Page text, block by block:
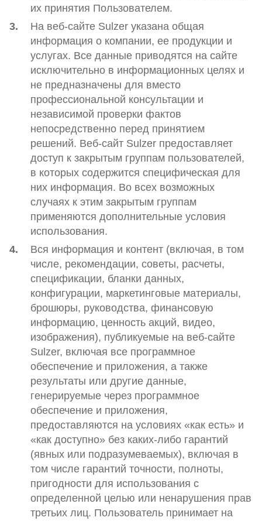
их принятия Пользователем.
На веб-сайте Sulzer указана общая
информация о компании, ее продукции и
услугах. Все данные приводятся на сайте
исключительно в информационных целях и
не предназначены для вместо
профессиональной консультации и
независимой проверки фактов
непосредственно перед принятием
решений. Веб-сайт Sulzer предоставляет
доступ к закрытым группам пользователей,
в которых содержится специфическая для
них информация. Во всех возможных
случаях к этим закрытым группам
применяются дополнительные условия
использования.
Вся информация и контент (включая, в том
числе, рекомендации, советы, расчеты,
спецификации, бланки данных,
конфигурации, маркетинговые материалы,
брошюры, руководства, финансовую
информацию, ценность акций, видео,
изображения), публикуемые на веб-сайте
Sulzer, включая все программное
обеспечение и приложения, а также
результаты или другие данные,
генерируемые через программное
обеспечение и приложения,
предоставляются на условиях «как есть» и
«как доступно» без каких-либо гарантий
(явных или подразумеваемых), включая в
том числе гарантий точности, полноты,
пригодности для использования с
определенной целью или ненарушения прав
третьих лиц. Пользователь принимает на